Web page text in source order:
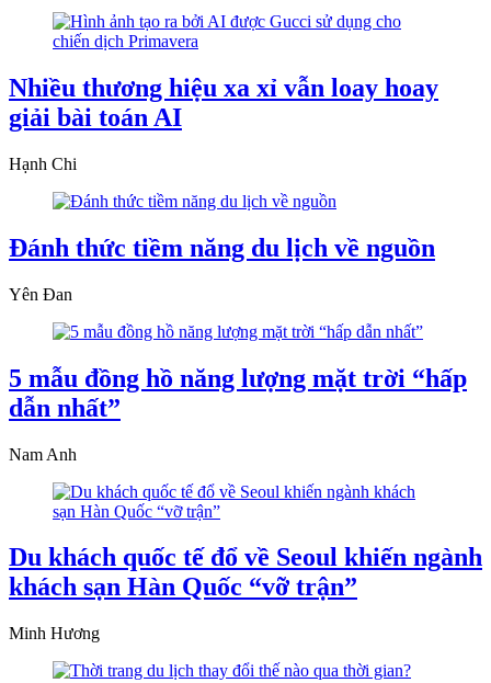
Nhiều thương hiệu xa xỉ vẫn loay hoay
giải bài toán AI
Hạnh Chi
Đánh thức tiềm năng du lịch về nguồn
Yên Đan
5 mẫu đồng hồ năng lượng mặt trời “hấp
dẫn nhất”
Nam Anh
Du khách quốc tế đổ về Seoul khiến ngành
khách sạn Hàn Quốc “vỡ trận”
Minh Hương